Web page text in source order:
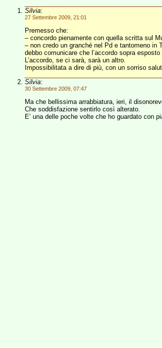
Silvia:
27 Settembre 2009, 21:01
Premesso che:
– concordo pienamente con quella scritta sul
– non credo un granché nel Pd e tantomeno in
debbo comunicare che l’accordo sopra
L’accordo, se ci sarà, sarà un altro.
Impossibilitata a dire di più, con un sorriso
Silvia:
30 Settembre 2009, 07:47
Ma che bellissima arrabbiatura, ieri, il
Che soddisfazione sentirlo così alterato.
E’ una delle poche volte che ho guardato con